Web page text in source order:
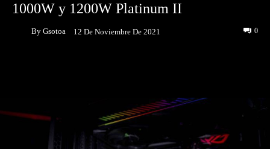
1000W y 1200W Platinum II
By Gsotoa 12 De Noviembre De 2021 0